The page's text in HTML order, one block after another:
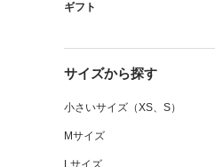
ギフト
サイズから探す
小さいサイズ（XS、S）
Mサイズ
Lサイズ